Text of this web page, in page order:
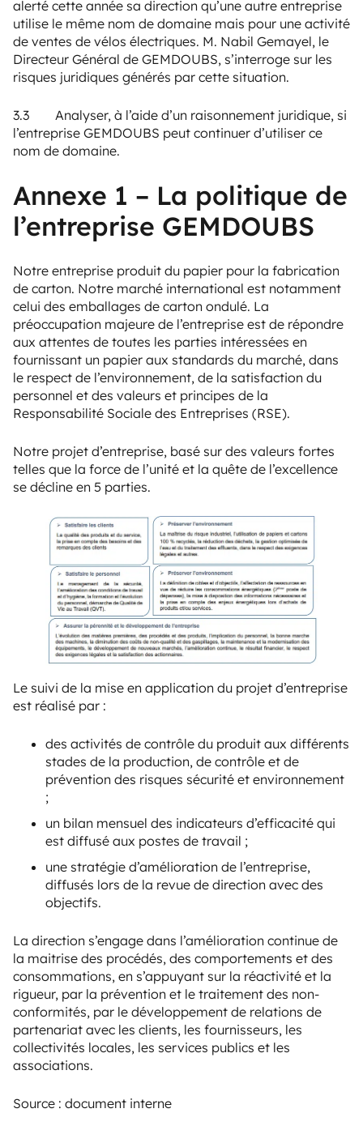
alerté cette année sa direction qu’une autre entreprise
utilise le même nom de domaine mais pour une activité
de ventes de vélos électriques. M. Nabil Gemayel, le
Directeur Général de GEMDOUBS, s’interroge sur les
risques juridiques générés par cette situation.
3.3 Analyser, à l’aide d’un raisonnement juridique, si
l’entreprise GEMDOUBS peut continuer d’utiliser ce
nom de domaine.
Annexe 1 – La politique de
l’entreprise GEMDOUBS
Notre entreprise produit du papier pour la fabrication
de carton. Notre marché international est notamment
celui des emballages de carton ondulé. La
préoccupation majeure de l’entreprise est de répondre
aux attentes de toutes les parties intéressées en
fournissant un papier aux standards du marché, dans
le respect de l’environnement, de la satisfaction du
personnel et des valeurs et principes de la
Responsabilité Sociale des Entreprises (RSE).
Notre projet d’entreprise, basé sur des valeurs fortes
telles que la force de l’unité et la quête de l’excellence
se décline en 5 parties.
Le suivi de la mise en application du projet d’entreprise
est réalisé par :
des activités de contrôle du produit aux différents
stades de la production, de contrôle et de
prévention des risques sécurité et environnement
;
un bilan mensuel des indicateurs d’efficacité qui
est diffusé aux postes de travail ;
une stratégie d’amélioration de l’entreprise,
diffusés lors de la revue de direction avec des
objectifs.
La direction s’engage dans l’amélioration continue de
la maitrise des procédés, des comportements et des
consommations, en s’appuyant sur la réactivité et la
rigueur, par la prévention et le traitement des non-
conformités, par le développement de relations de
partenariat avec les clients, les fournisseurs, les
collectivités locales, les services publics et les
associations.
Source : document interne